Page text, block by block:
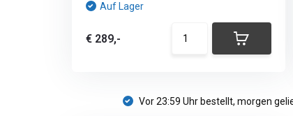
Auf Lager
€ 289,-
Vor 23:59 Uhr bestellt, morgen